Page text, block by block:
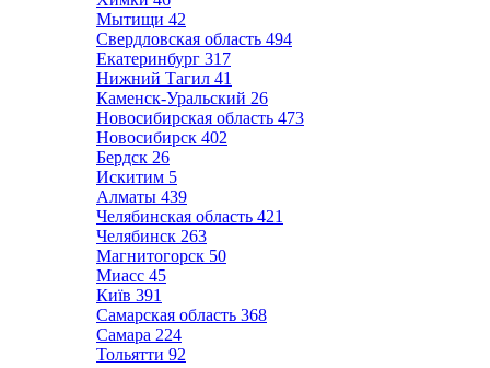
Мытищи 42
Свердловская область 494
Екатеринбург 317
Нижний Тагил 41
Каменск-Уральский 26
Новосибирская область 473
Новосибирск 402
Бердск 26
Искитим 5
Алматы 439
Челябинская область 421
Челябинск 263
Магнитогорск 50
Миасс 45
Київ 391
Самарская область 368
Самара 224
Тольятти 92